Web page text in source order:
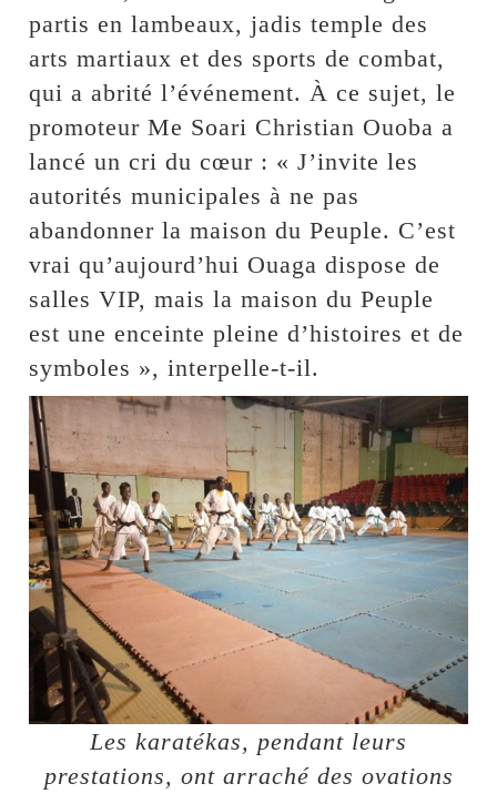
partis en lambeaux, jadis temple des
arts martiaux et des sports de combat,
qui a abrité l’événement. À ce sujet, le
promoteur Me Soari Christian Ouoba a
lancé un cri du cœur : « J’invite les
autorités municipales à ne pas
abandonner la maison du Peuple. C’est
vrai qu’aujourd’hui Ouaga dispose de
salles VIP, mais la maison du Peuple
est une enceinte pleine d’histoires et de
symboles », interpelle-t-il.
Les karatékas, pendant leurs
prestations, ont arraché des ovations